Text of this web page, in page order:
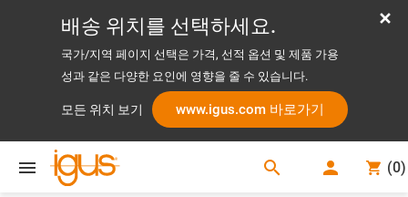
배송 위치를 선택하세요.
국가/지역 페이지 선택은 가격, 선적 옵션 및 제품 가용
성과 같은 다양한 요인에 영향을 줄 수 있습니다.
모든 위치 보기 www.igus.com 바로가기
search (0)